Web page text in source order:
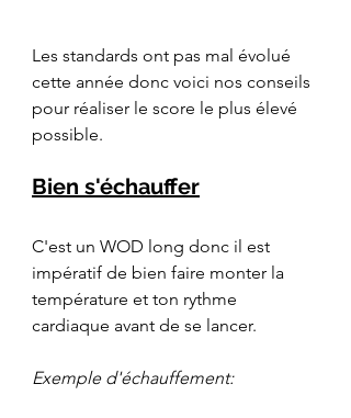
Les standards ont pas mal évolué
cette année donc voici nos conseils
pour réaliser le score le plus élevé
possible.
Bien s'échauffer
C'est un WOD long donc il est
impératif de bien faire monter la
température et ton rythme
cardiaque avant de se lancer.
Exemple d'échauffement: